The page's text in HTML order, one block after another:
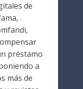
de
préstamo
a
más de